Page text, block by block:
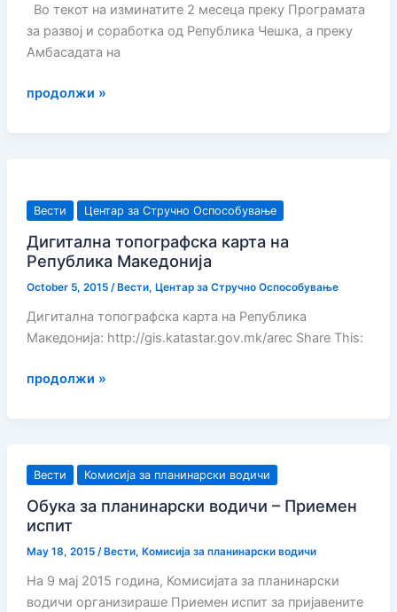
Во текот на изминатите 2 месеца преку Програмата
за развој и соработка од Република Чешка, а преку
Амбасадата на
МАЛ
НА
ПАТЕКИ
ЗА
ПЕШАЦИ
И
ВО
ОКОЛИНАТА
СКОПЈЕ
PILOT
MARKING
HIKING
AND
CYCLING
продолжи »
Вести Центар за Стручно Оспособување
Дигитална топографска карта на
Република Македонија
October 5, 2015 /Вести, Центар за Стручно Оспособување
Дигитална топографска карта на Република
Македонија: http://gis.katastar.gov.mk/arec Share This:
Дигитална
Република
Македонија
продолжи »
Вести Комисија за планинарски водичи
Обука за планинарски водичи – Приемен
испит
May 18, 2015 /Вести, Комисија за планинарски водичи
На 9 мај 2015 година, Комисијата за планинарски
водичи организираше Приемен испит за пријавените